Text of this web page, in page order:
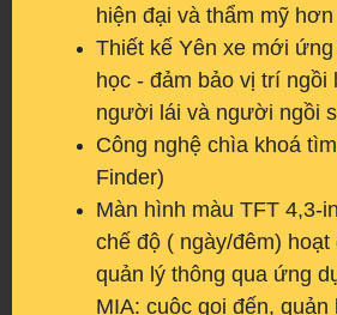
hiện đại và thẩm mỹ hơn
Thiết kế Yên xe mới
học - đảm bảo vị trí
người lái và người ngồi
Công nghệ chìa khoá
Finder)
Màn hình màu TFT 4,3-
chế độ ( ngày/đêm)
quản lý thông qua ứng
MIA: cuộc gọi đến, quản